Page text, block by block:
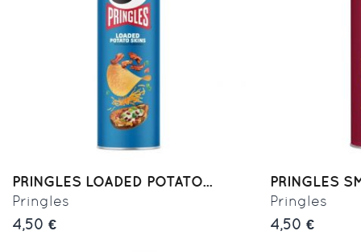
PRINGLES LOADED POTATO...
Pringles
4,50 €
PRINGLES
Pringles
4,50 €